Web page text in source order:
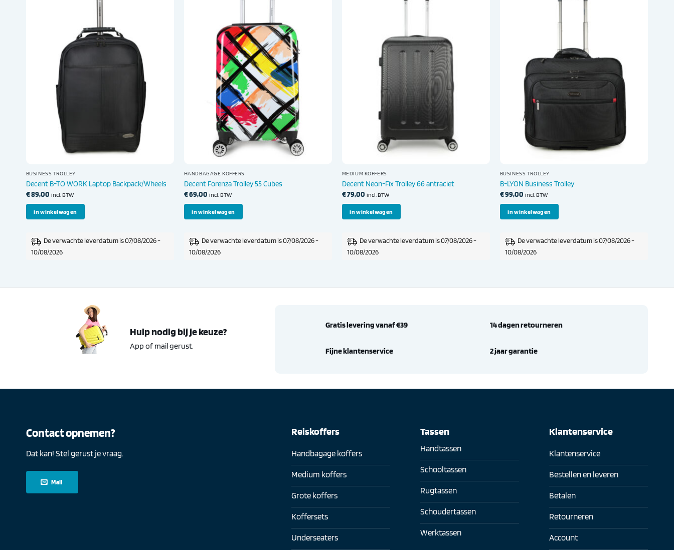
BUSINESS TROLLEY
Decent B-TO WORK Laptop Backpack/Wheels
€89,00 incl. BTW
In winkelwagen
De verwachte leverdatum is 07/08/2026 -
10/08/2026
HANDBAGAGE KOFFERS
Decent Forenza Trolley 55 Cubes
€69,00 incl. BTW
In winkelwagen
De verwachte leverdatum is 07/08/2026 -
10/08/2026
MEDIUM KOFFERS
Decent Neon-Fix Trolley 66 antraciet
€79,00 incl. BTW
In winkelwagen
De verwachte leverdatum is 07/08/2026 -
10/08/2026
BUSINESS TROLLEY
B-LYON Business Trolley
€99,00 incl. BTW
In winkelwagen
De verwachte leverdatum is 07/08/2026 -
10/08/2026
Hulp nodig bij je keuze?
App of mail gerust.
Gratis levering vanaf €39
Fijne klantenservice
14 dagen retourneren
2 jaar garantie
Contact opnemen?
Dat kan! Stel gerust je vraag.
Mail
Reiskoffers
Handbagage koffers
Medium koffers
Grote koffers
Koffersets
Underseaters
Tassen
Handtassen
Schooltassen
Rugtassen
Schoudertassen
Werktassen
Klantenservice
Klantenservice
Bestellen en leveren
Betalen
Retourneren
Account